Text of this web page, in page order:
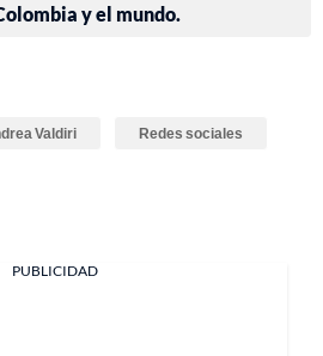
y el mundo.
Valdiri Redes sociales
PUBLICIDAD